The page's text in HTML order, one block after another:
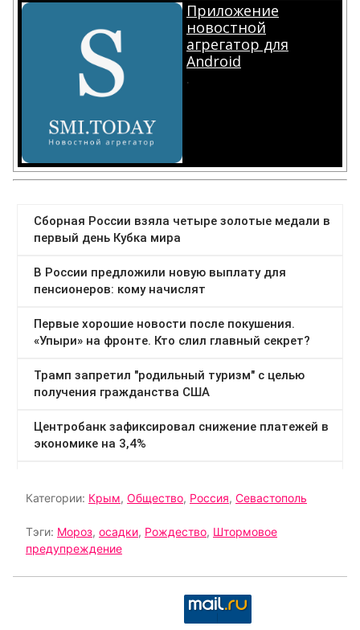
Приложение
новостной
агрегатор для
Android
.
Категории: Крым, Общество, Россия, Севастополь
Тэги: Мороз, осадки, Рождество, Штормовое
предупреждение